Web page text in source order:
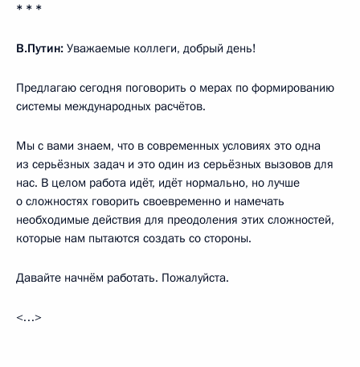
* * *
В.Путин: Уважаемые коллеги, добрый день!
Предлагаю сегодня поговорить о мерах по формированию
системы международных расчётов.
Мы с вами знаем, что в современных условиях это одна
из серьёзных задач и это один из серьёзных вызовов для
нас. В целом работа идёт, идёт нормально, но лучше
о сложностях говорить своевременно и намечать
необходимые действия для преодоления этих сложностей,
которые нам пытаются создать со стороны.
Давайте начнём работать. Пожалуйста.
<…>